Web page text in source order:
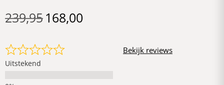
239,95168,00
Uitstekend
Bekijk reviews